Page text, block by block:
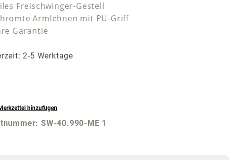
Freischwinger-Gestell
Armlehnen mit PU-Griff
Garantie
2-5 Werktage
hinzufügen
SW-40.990-ME 1